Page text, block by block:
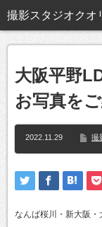
撮影スタジオクオ
大阪平野
お写真を
2022.11.29 撮
なんば桜川・新大阪・